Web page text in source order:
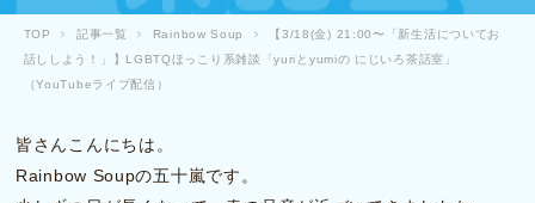
TOP 記事一覧 Rainbow Soup
【3/18(金) 21:00〜「新生活についてお
話ししよう！」】LGBTQほっこり系雑談「yuriとyumiの にじいろ茶話室」
（YouTubeライブ配信）
皆さんこんにちは。
Rainbow Soupの五十嵐です。